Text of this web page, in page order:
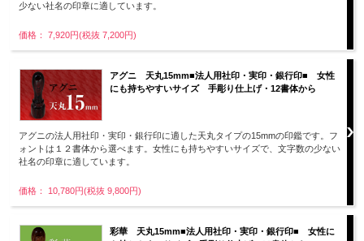
少ない社名の印章に適しています。
価格： 7,920円(税抜 7,200円)
アグニ 天丸15mm■法人用社印・実印・銀行印■ 女性
にも持ちやすいサイズ 手彫り仕上げ・12書体から
アグニの法人用社印・実印・銀行印に適した天丸タイプの15mmの印鑑です。フ
ォントは１２書体から選べます。女性にも持ちやすいサイズで、文字数の少ない
社名の印章に適しています。
価格： 10,780円(税抜 9,800円)
彩華 天丸15mm■法人用社印・実印・銀行印■ 女性に